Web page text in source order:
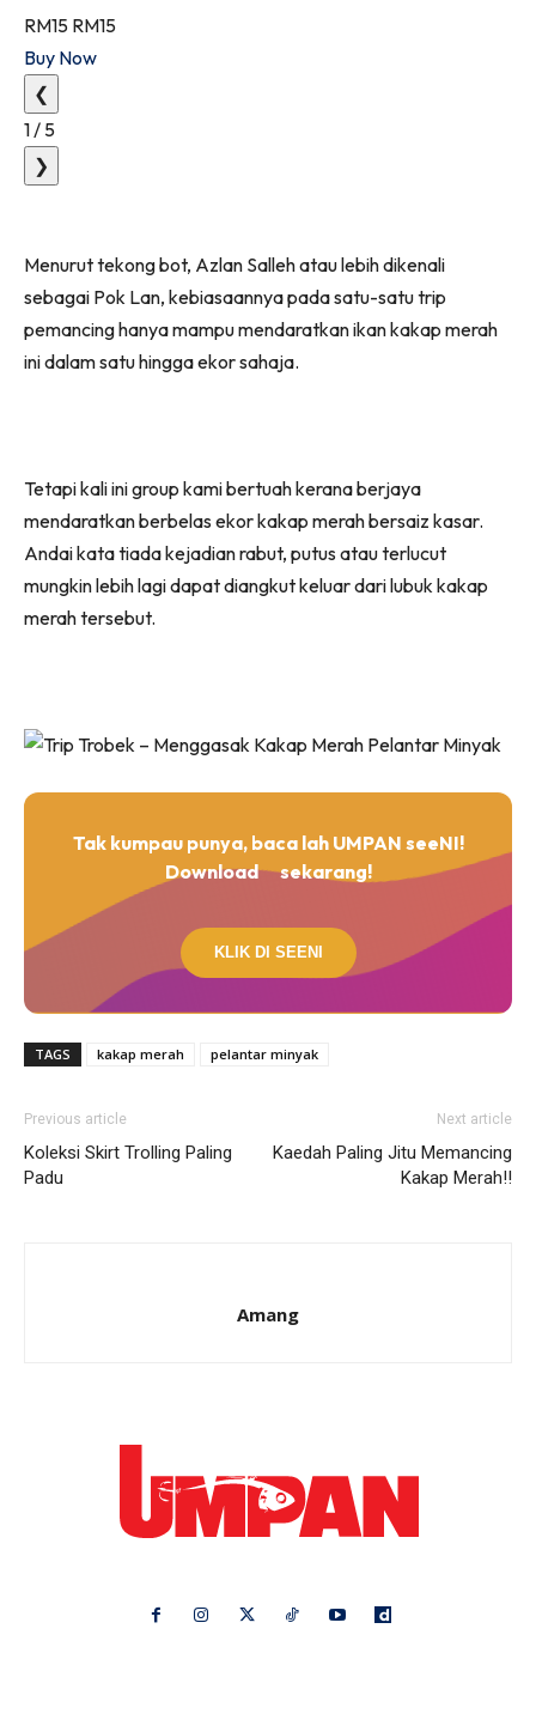
RM15 RM15
Buy Now
❮
1 / 5
❯
Menurut tekong bot, Azlan Salleh atau lebih dikenali
sebagai Pok Lan, kebiasaannya pada satu-satu trip
pemancing hanya mampu mendaratkan ikan kakap merah
ini dalam satu hingga ekor sahaja.
Tetapi kali ini group kami bertuah kerana berjaya
mendaratkan berbelas ekor kakap merah bersaiz kasar.
Andai kata tiada kejadian rabut, putus atau terlucut
mungkin lebih lagi dapat diangkut keluar dari lubuk kakap
merah tersebut.
Tak kumpau punya, baca lah UMPAN seeNI!
Download
sekarang!
KLIK DI SEENI
TAGS kakap merah pelantar minyak
Previous article
Koleksi Skirt Trolling Paling
Padu
Next article
Kaedah Paling Jitu Memancing
Kakap Merah!!
Amang